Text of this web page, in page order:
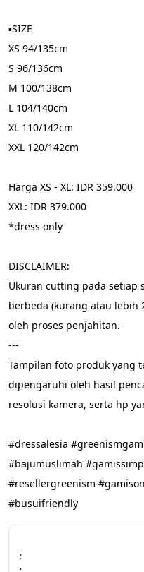
▪️SIZE
XS 94/135cm
S 96/136cm
M 100/138cm
L 104/140cm
XL 110/142cm
XXL 120/142cm
Harga XS - XL: IDR 359.000
XXL: IDR 379.000
*dress only
DISCLAIMER:
Ukuran cutting pada setiap
berbeda (kurang atau lebih
oleh proses penjahitan.
---
Tampilan foto produk yang
dipengaruhi oleh hasil
resolusi kamera, serta hp
#dressalesia
#bajumuslimah
#resellergreenism
#busuifriendly
: